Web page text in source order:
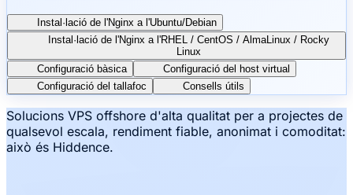
Instal·lació de l'Nginx a l'Ubuntu/Debian
Instal·lació de l'Nginx a l'RHEL / CentOS / AlmaLinux / Rocky
Linux
Configuració bàsica
Configuració del host virtual
Configuració del tallafoc
Consells útils
Solucions VPS offshore d'alta qualitat per a projectes de
qualsevol escala, rendiment fiable, anonimat i comoditat:
això és Hiddence.